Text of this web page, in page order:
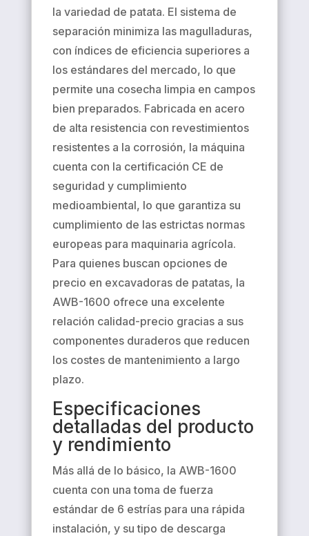
la variedad de patata. El sistema de
separación minimiza las magulladuras,
con índices de eficiencia superiores a
los estándares del mercado, lo que
permite una cosecha limpia en campos
bien preparados. Fabricada en acero
de alta resistencia con revestimientos
resistentes a la corrosión, la máquina
cuenta con la certificación CE de
seguridad y cumplimiento
medioambiental, lo que garantiza su
cumplimiento de las estrictas normas
europeas para maquinaria agrícola.
Para quienes buscan opciones de
precio en excavadoras de patatas, la
AWB-1600 ofrece una excelente
relación calidad-precio gracias a sus
componentes duraderos que reducen
los costes de mantenimiento a largo
plazo.
Especificaciones
detalladas del producto
y rendimiento
Más allá de lo básico, la AWB-1600
cuenta con una toma de fuerza
estándar de 6 estrías para una rápida
instalación, y su tipo de descarga